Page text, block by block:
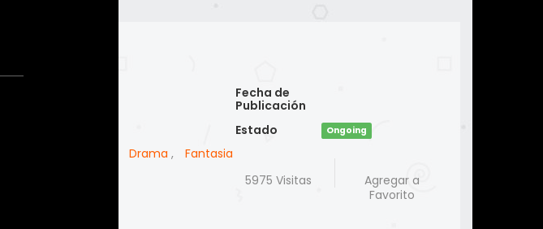
Drama ,
Fantasia
Fecha de
Publicación
Estado
Ongoing
5975 Visitas
Agregar a
Favorito